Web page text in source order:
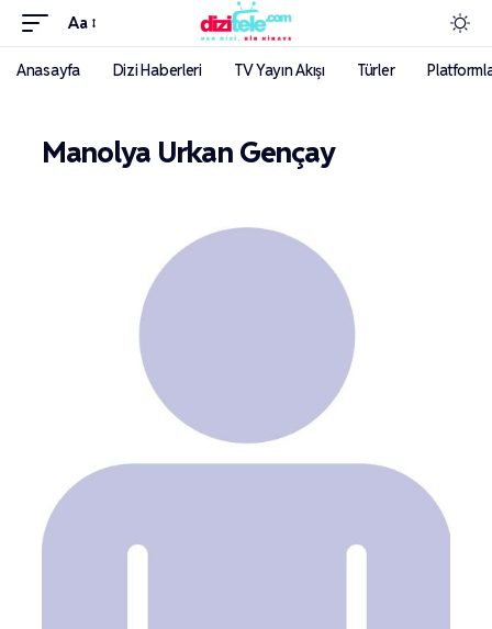
Aa
Anasayfa Dizi Haberleri TV Yayın Akışı Türler
Manolya Urkan Gençay